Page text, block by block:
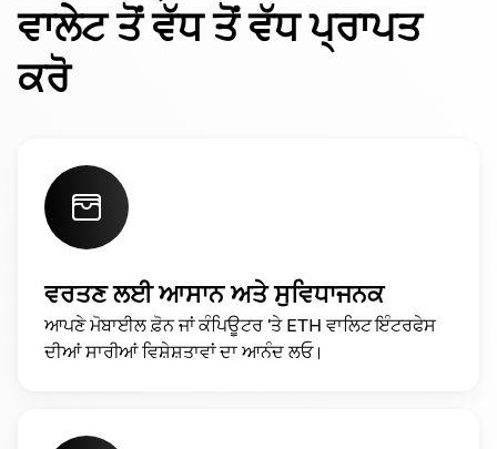
ਵਾਲੇਟ ਤੋਂ ਵੱਧ ਤੋਂ ਵੱਧ ਪ੍ਰਾਪਤ
ਕਰੋ
ਵਰਤਣ ਲਈ ਆਸਾਨ ਅਤੇ ਸੁਵਿਧਾਜਨਕ
ਆਪਣੇ ਮੋਬਾਈਲ ਫ਼ੋਨ ਜਾਂ ਕੰਪਿਊਟਰ 'ਤੇ ETH ਵਾਲਿਟ ਇੰਟਰਫੇਸ
ਦੀਆਂ ਸਾਰੀਆਂ ਵਿਸ਼ੇਸ਼ਤਾਵਾਂ ਦਾ ਆਨੰਦ ਲਓ।